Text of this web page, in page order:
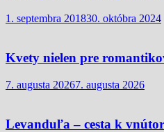
1. septembra 201830. októbra 2024
Kvety nielen pre
7. augusta 20267. augusta 2026
Levanduľa – cesta k